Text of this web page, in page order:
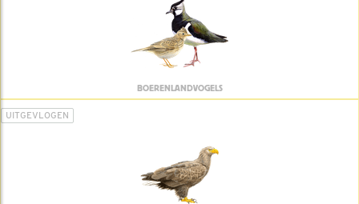
BOERENLANDVOGELS
UITGEVLOGEN